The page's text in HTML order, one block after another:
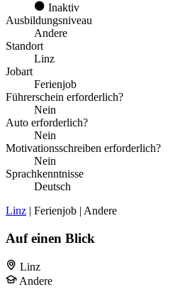
Inaktiv
Ausbildungsniveau
Andere
Standort
Linz
Jobart
Ferienjob
Führerschein erforderlich?
Nein
Auto erforderlich?
Nein
Motivationsschreiben erforderlich?
Nein
Sprachkenntnisse
Deutsch
Linz | Ferienjob | Andere
Auf einen Blick
Linz
Andere